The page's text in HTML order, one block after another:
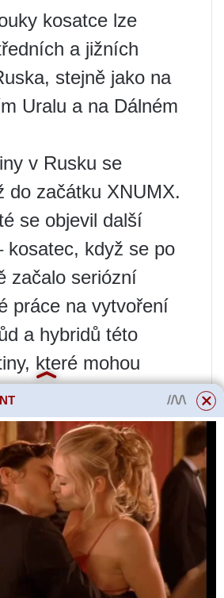
kosatce lze
a jižních
stejně jako na
Uralu a na Dálném
v Rusku se
do začátku XNUMX.
se objevil další
kosatec, když se po
začalo seriózní
práce na vytvoření
a hybridů této
které mohou
záhon.
minulého století se
aktivně zabýval v
zemích, dále
Japonsku a
práce byly
nás.
vyšlechtěno více